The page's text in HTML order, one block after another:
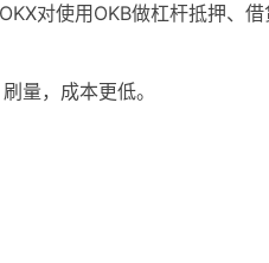
对使用OKB做杠杆抵押、借
量，成本更低。